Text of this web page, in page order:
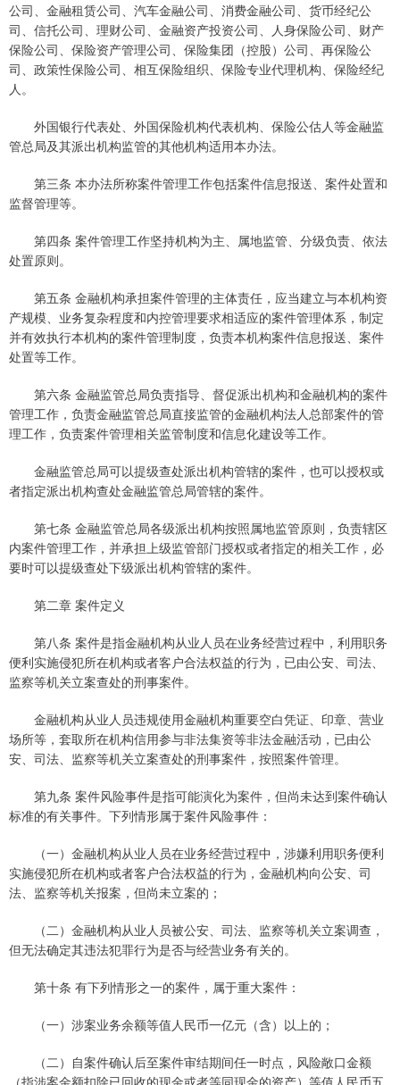
公司、金融租赁公司、汽车金融公司、消费金融公司、货币经纪公
司、信托公司、理财公司、金融资产投资公司、人身保险公司、财产
保险公司、保险资产管理公司、保险集团（控股）公司、再保险公
司、政策性保险公司、相互保险组织、保险专业代理机构、保险经纪
人。
外国银行代表处、外国保险机构代表机构、保险公估人等金融监
管总局及其派出机构监管的其他机构适用本办法。
第三条 本办法所称案件管理工作包括案件信息报送、案件处置和
监督管理等。
第四条 案件管理工作坚持机构为主、属地监管、分级负责、依法
处置原则。
第五条 金融机构承担案件管理的主体责任，应当建立与本机构资
产规模、业务复杂程度和内控管理要求相适应的案件管理体系，制定
并有效执行本机构的案件管理制度，负责本机构案件信息报送、案件
处置等工作。
第六条 金融监管总局负责指导、督促派出机构和金融机构的案件
管理工作，负责金融监管总局直接监管的金融机构法人总部案件的管
理工作，负责案件管理相关监管制度和信息化建设等工作。
金融监管总局可以提级查处派出机构管辖的案件，也可以授权或
者指定派出机构查处金融监管总局管辖的案件。
第七条 金融监管总局各级派出机构按照属地监管原则，负责辖区
内案件管理工作，并承担上级监管部门授权或者指定的相关工作，必
要时可以提级查处下级派出机构管辖的案件。
第二章 案件定义
第八条 案件是指金融机构从业人员在业务经营过程中，利用职务
便利实施侵犯所在机构或者客户合法权益的行为，已由公安、司法、
监察等机关立案查处的刑事案件。
金融机构从业人员违规使用金融机构重要空白凭证、印章、营业
场所等，套取所在机构信用参与非法集资等非法金融活动，已由公
安、司法、监察等机关立案查处的刑事案件，按照案件管理。
第九条 案件风险事件是指可能演化为案件，但尚未达到案件确认
标准的有关事件。下列情形属于案件风险事件：
（一）金融机构从业人员在业务经营过程中，涉嫌利用职务便利
实施侵犯所在机构或者客户合法权益的行为，金融机构向公安、司
法、监察等机关报案，但尚未立案的；
（二）金融机构从业人员被公安、司法、监察等机关立案调查，
但无法确定其违法犯罪行为是否与经营业务有关的。
第十条 有下列情形之一的案件，属于重大案件：
（一）涉案业务余额等值人民币一亿元（含）以上的；
（二）自案件确认后至案件审结期间任一时点，风险敞口金额
（指涉案金额扣除已回收的现金或者等同现金的资产）等值人民币五